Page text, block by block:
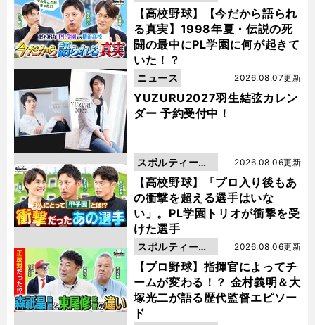
【高校野球】【今だから語られ
る真実】1998年夏・伝説の死
闘の最中にPL学園に何が起きて
いた！？
動画
YUZURU2027羽生結弦カレン
ダー 予約受付中！
2026.08.07更新
ニュース
【高校野球】「プロ入り後もあ
の衝撃を超える選手はいな
い」。PL学園トリオが衝撃を受
けた選手
2026.08.06更新
スポルティーバ
動画
【プロ野球】指揮官によってチ
ームが変わる！？ 金村義明＆大
塚光二が語る歴代監督エピソー
ド
2026.08.06更新
スポルティーバ
動画